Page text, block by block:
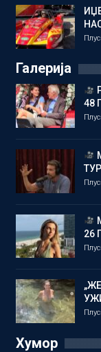
Галерија
48
26
Хумор